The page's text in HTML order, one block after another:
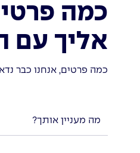
כמה
אליך עם
כמה פרטים, אנחנו כבר
מה מעניין אותך?